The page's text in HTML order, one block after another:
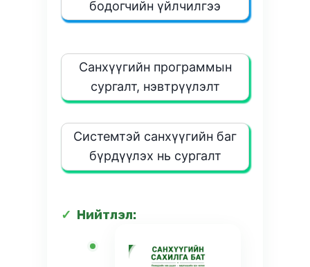
бодогчийн үйлчилгээ
Санхүүгийн программын
сургалт, нэвтрүүлэлт
Системтэй санхүүгийн баг
бүрдүүлэх нь сургалт
Нийтлэл: